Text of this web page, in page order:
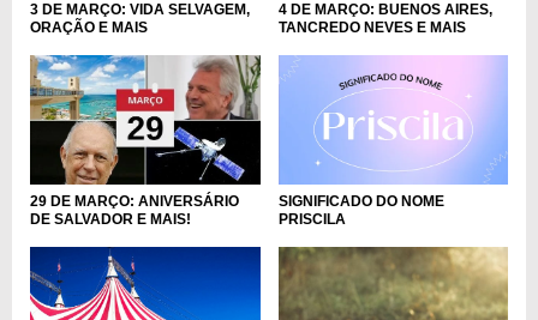
3 DE MARÇO: VIDA SELVAGEM,
ORAÇÃO E MAIS
4 DE MARÇO: BUENOS AIRES,
TANCREDO NEVES E MAIS
29 DE MARÇO: ANIVERSÁRIO
DE SALVADOR E MAIS!
SIGNIFICADO DO NOME
PRISCILA